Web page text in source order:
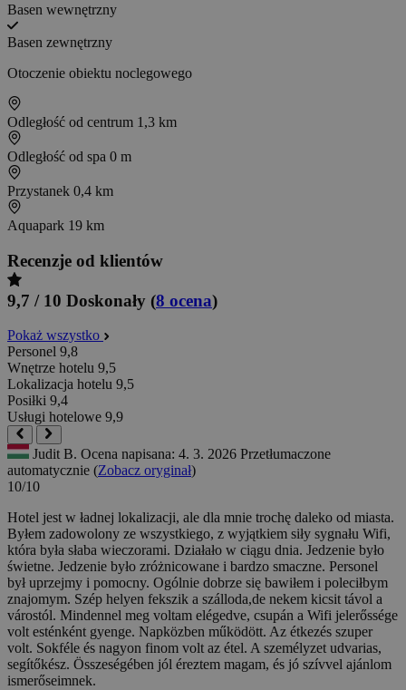
Basen wewnętrzny
Basen zewnętrzny
Otoczenie obiektu noclegowego
Odległość od centrum 1,3 km
Odległość od spa 0 m
Przystanek 0,4 km
Aquapark 19 km
Recenzje od klientów
9,7 / 10 Doskonały (8 ocena)
Pokaż wszystko
Personel 9,8
Wnętrze hotelu 9,5
Lokalizacja hotelu 9,5
Posiłki 9,4
Usługi hotelowe 9,9
Judit B. Ocena napisana: 4. 3. 2026 Przetłumaczone
automatycznie (Zobacz oryginał)
10/10
Hotel jest w ładnej lokalizacji, ale dla mnie trochę daleko od miasta.
Byłem zadowolony ze wszystkiego, z wyjątkiem siły sygnału Wifi,
która była słaba wieczorami. Działało w ciągu dnia. Jedzenie było
świetne. Jedzenie było zróżnicowane i bardzo smaczne. Personel
był uprzejmy i pomocny. Ogólnie dobrze się bawiłem i poleciłbym
znajomym. Szép helyen fekszik a szálloda,de nekem kicsit távol a
várostól. Mindennel meg voltam elégedve, csupán a Wifi jelerőssége
volt esténként gyenge. Napközben működött. Az étkezés szuper
volt. Sokféle és nagyon finom volt az étel. A személyzet udvarias,
segítőkész. Összeségében jól éreztem magam, és jó szívvel ajánlom
ismerőseimnek.